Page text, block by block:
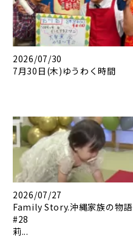
2026/07/30
7月30日(木)ゆうわく時間
2026/07/27
Family Story.沖縄家族の物語
#28
莉...